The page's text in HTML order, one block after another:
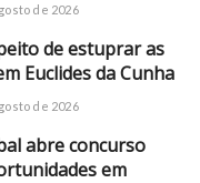
de 2026
de estuprar as
Euclides da Cunha
de 2026
abre concurso
em